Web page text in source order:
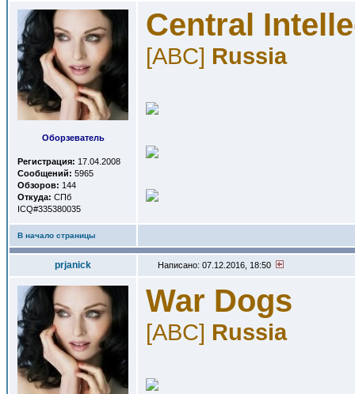
Оборзеватель
Регистрация: 17.04.2008
Сообщений: 5965
Обзоров: 144
Откуда: СПб
ICQ#335380035
Central
[ABC] Russia
В начало страницы
prjanick Написано: 07.12.2016, 18:50
War Dogs
[ABC] Russia